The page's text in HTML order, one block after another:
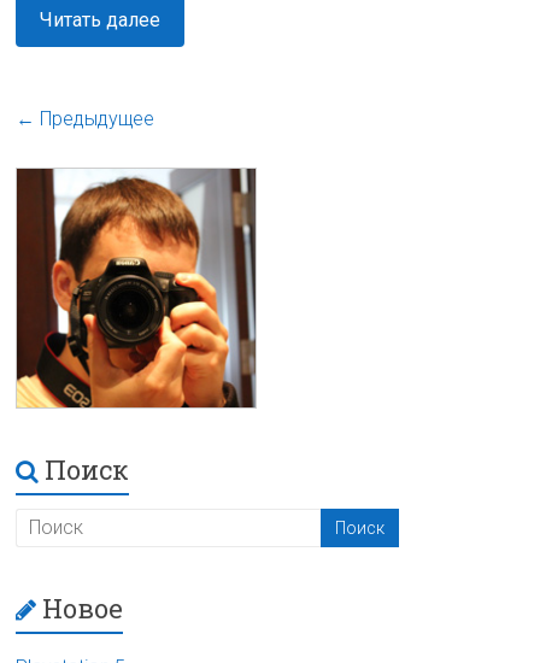
Читать далее
← Предыдущее
Поиск
Новое